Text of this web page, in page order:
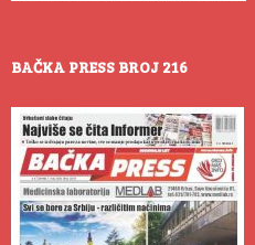
BAČKA PRESS BROJ 216